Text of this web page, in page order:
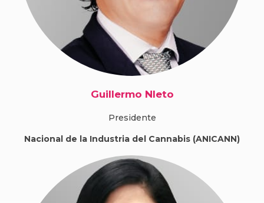
Guillermo NIeto
Presidente
Nacional de la Industria del Cannabis (ANICANN)